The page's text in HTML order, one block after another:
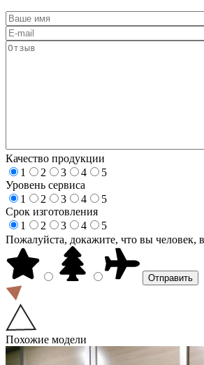
Качество продукции
1
2 3 4
5
Уровень сервиса
1
2 3 4
5
Срок изготовления
1
2 3 4
5
Пожалуйста, докажите, что вы человек,
Похожие модели